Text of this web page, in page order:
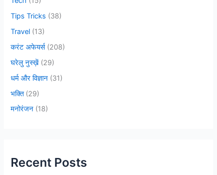
Tips Tricks (38)
Travel (13)
करंट अफेयर्स(208)
घरेलु नुस्ख़ें (29)
धर्म और विज्ञान (31)
भक्ति(29)
मनोरंजन (18)
Recent Posts